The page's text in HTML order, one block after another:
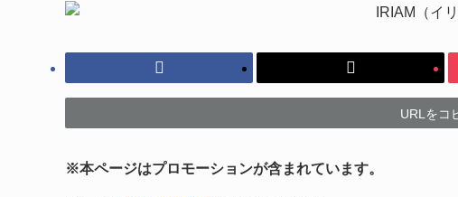
URLをコ
※本ページはプロモーションが含まれています。